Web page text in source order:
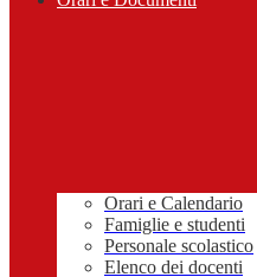
Orari e Calendario
Famiglie e studenti
Personale scolastico
Elenco dei docenti